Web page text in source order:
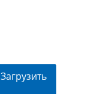
Загрузить